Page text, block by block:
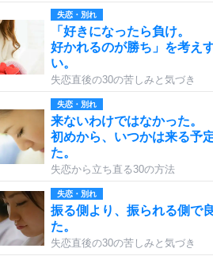
失恋・別れ
「好きになったら負け。
好かれるのが勝ち」を考え
い。
失恋直後の30の苦しみと気づき
失恋・別れ
来ないわけではなかった。
初めから、いつかは来る予
た。
失恋から立ち直る30の方法
失恋・別れ
振る側より、振られる側で
た。
失恋直後の30の苦しみと気づき